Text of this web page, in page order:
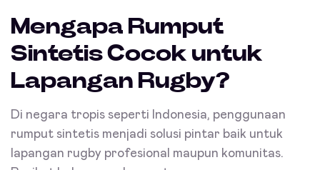
Mengapa Rumput
Sintetis Cocok untuk
Lapangan Rugby?
Di negara tropis seperti Indonesia, penggunaan
rumput sintetis menjadi solusi pintar baik untuk
lapangan rugby profesional maupun komunitas.